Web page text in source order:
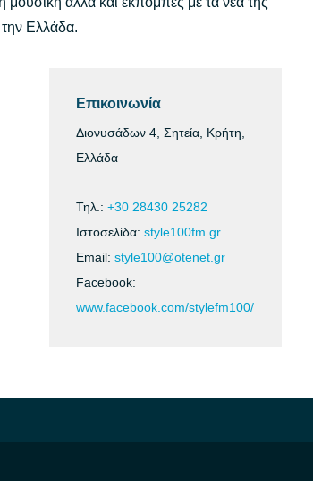
την Ελλάδα.
Επικοινωνία
Διονυσάδων 4, Σητεία, Κρήτη,
Ελλάδα
Τηλ.: +30 28430 25282
Ιστοσελίδα: style100fm.gr
Email: style100@otenet.gr
Facebook:
www.facebook.com/stylefm100/